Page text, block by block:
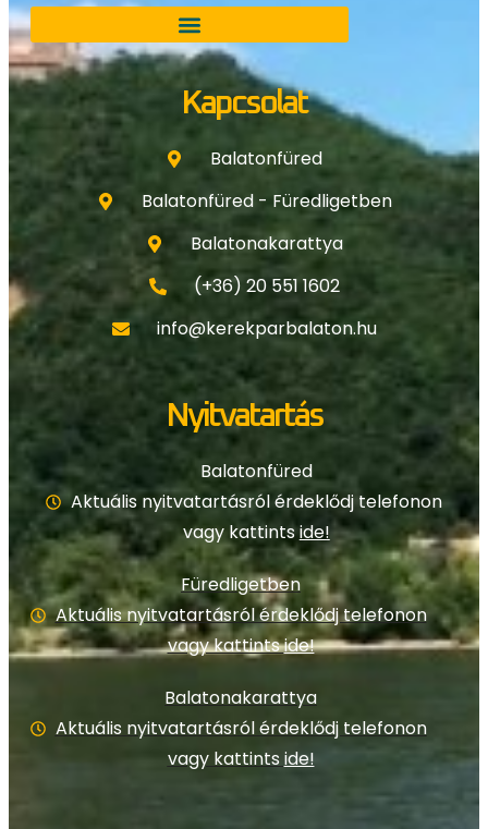
Kapcsolat
Balatonfüred
Balatonfüred - Füredligetben
Balatonakarattya
(+36) 20 551 1602
info@kerekparbalaton.hu
Nyitvatartás
Balatonfüred
Aktuális nyitvatartásról érdeklődj telefonon
vagy kattintside!
Füredligetben
Aktuális nyitvatartásról érdeklődj telefonon
vagy kattintside!
Balatonakarattya
Aktuális nyitvatartásról érdeklődj telefonon
vagy kattintside!